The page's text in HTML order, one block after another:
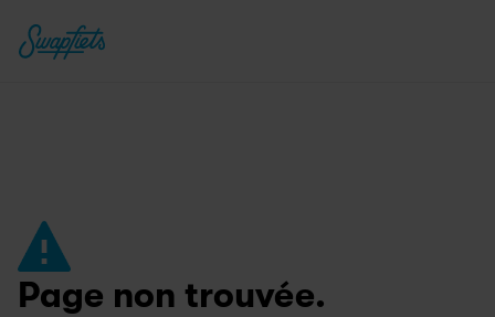
Page non trouvée.